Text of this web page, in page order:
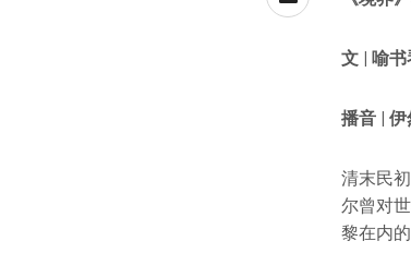
文 | 喻书
播音 | 伊
清末民
尔曾对
黎在内